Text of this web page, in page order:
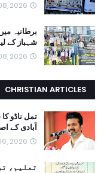
2026
برطانیہ
شہباز کے
2026
CHRISTIAN ARTICLES
تمل ناڈو
آبادی کے
2026
تعلیم،